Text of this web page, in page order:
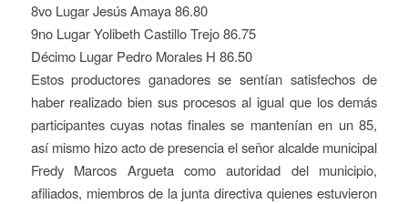
8vo Lugar Jesús Amaya 86.80
9no Lugar Yolibeth Castillo Trejo 86.75
Décimo Lugar Pedro Morales H 86.50
Estos productores ganadores se sentían satisfechos de
haber realizado bien sus procesos al igual que los demás
participantes cuyas notas finales se mantenían en un 85,
así mismo hizo acto de presencia el señor alcalde municipal
Fredy Marcos Argueta como autoridad del municipio,
afiliados, miembros de la junta directiva quienes estuvieron